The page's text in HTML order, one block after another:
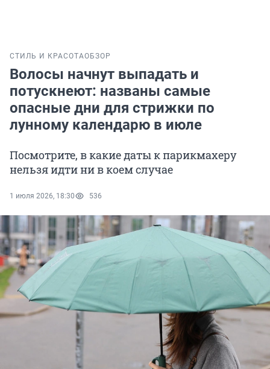
СТИЛЬ И КРАСОТАОБЗОР
Волосы начнут выпадать и
потускнеют: названы самые
опасные дни для стрижки по
лунному календарю в июле
Посмотрите, в какие даты к парикмахеру
нельзя идти ни в коем случае
1 июля 2026, 18:30 536